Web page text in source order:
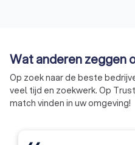
Wat anderen zeggen
Op zoek naar de beste
veel tijd en zoekwerk. Op
match vinden in uw omgeving!